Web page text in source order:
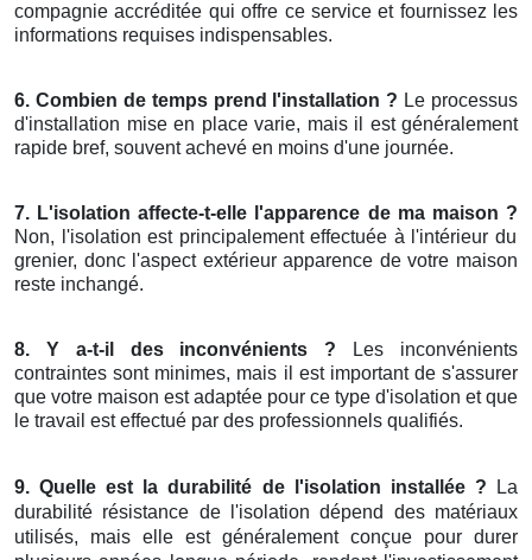
compagnie accréditée qui offre ce service et fournissez les
informations requises indispensables.
6. Combien de temps prend l'installation ? Le processus
d'installation mise en place varie, mais il est généralement
rapide bref, souvent achevé en moins d'une journée.
7. L'isolation affecte-t-elle l'apparence de ma maison ?
Non, l'isolation est principalement effectuée à l'intérieur du
grenier, donc l'aspect extérieur apparence de votre maison
reste inchangé.
8. Y a-t-il des inconvénients ? Les inconvénients
contraintes sont minimes, mais il est important de s'assurer
que votre maison est adaptée pour ce type d'isolation et que
le travail est effectué par des professionnels qualifiés.
9. Quelle est la durabilité de l'isolation installée ? La
durabilité résistance de l'isolation dépend des matériaux
utilisés, mais elle est généralement conçue pour durer